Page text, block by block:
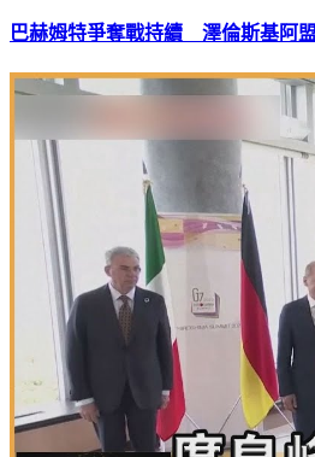
巴赫姆特爭奪戰持續 澤倫斯基阿